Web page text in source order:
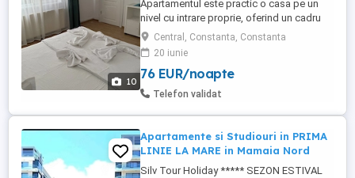
10
Apartamentul este practic o casa pe un
nivel cu intrare proprie, oferind un cadru
intim si placut. Casa este situata in zona
Bdul Mamaia - Spitalul Militar, la 300m de
accesul la plaja 3 papuci - Zoom Beach.
Amplasarea centrala a casei face ca
aceasta sa fie aproape de toate
Central, Constanta, Constanta
20 iunie
76 EUR/noapte
Telefon validat
Apartamente si Studiouri in PRIMA
LINIE LA MARE in Mamaia Nord
Silv Tour Holiday ***** SEZON ESTIVAL